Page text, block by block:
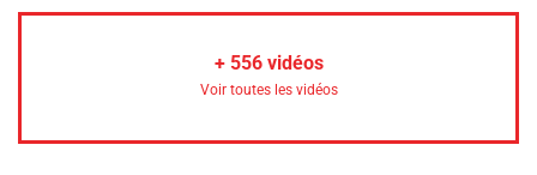
+ 556vidéos
Voir toutes les vidéos